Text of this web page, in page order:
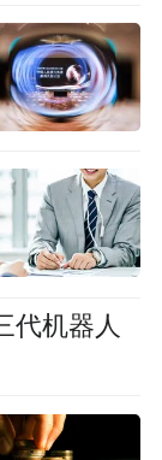
代机器人